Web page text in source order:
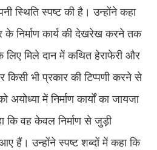
स्थिति स्पष्ट की है। उन्होंने कहा
के निर्माण कार्य की देखरेख करने तक
लिए मिले दान में कथित हेराफेरी और
भी प्रकार की टिप्पणी करने से
में निर्माण कार्यों का जायजा
वह केवल निर्माण से जुड़ी
हैं। उन्होंने स्पष्ट शब्दों में कहा कि